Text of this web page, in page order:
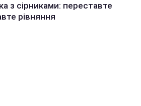
з сірниками: переставте
рівняння